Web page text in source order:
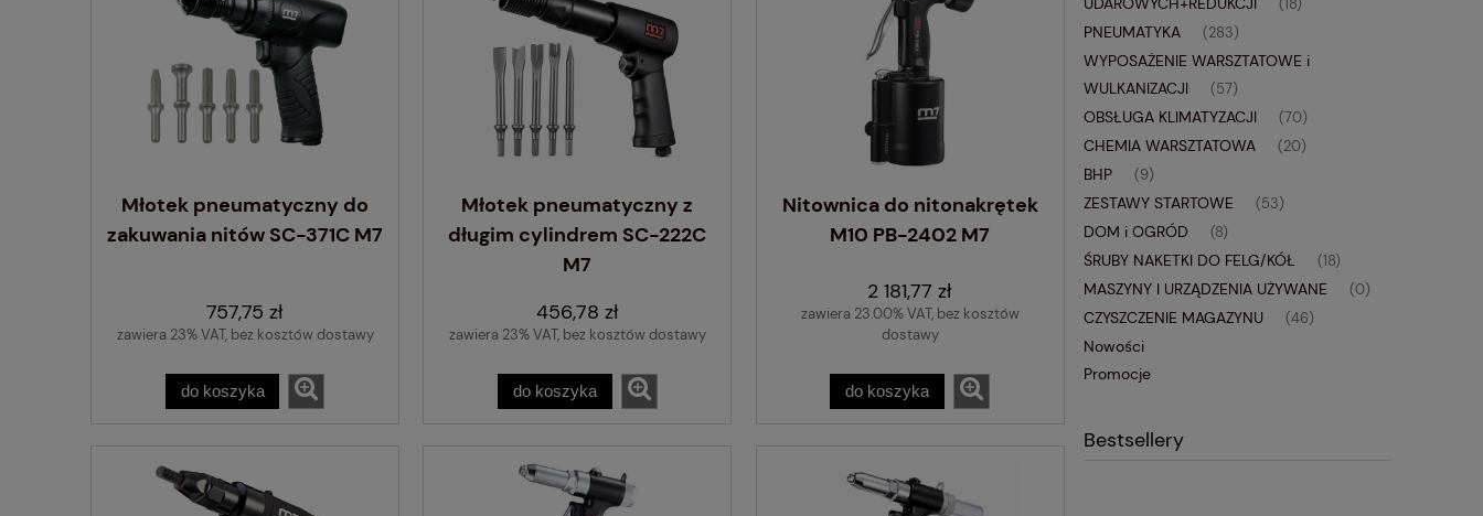
Młotek pneumatyczny do
zakuwania nitów SC-371C M7
757,75 zł
zawiera 23% VAT, bez kosztów dostawy
do koszyka
Młotek pneumatyczny z
długim cylindrem SC-222C
M7
456,78 zł
zawiera 23% VAT, bez kosztów dostawy
do koszyka
Nitownica do nitonakrętek
M10 PB-2402 M7
2 181,77 zł
zawiera 23.00% VAT, bez kosztów
dostawy
do koszyka
(18)
PNEUMATYKA (283)
WYPOSAŻENIE WARSZTATOWE i
WULKANIZACJI
(57)
OBSŁUGA KLIMATYZACJI (70)
CHEMIA WARSZTATOWA (20)
BHP (9)
ZESTAWY STARTOWE (53)
DOM i OGRÓD (8)
ŚRUBY NAKETKI DO FELG/KÓŁ (18)
MASZYNY I URZĄDZENIA UŻYWANE (0)
CZYSZCZENIE MAGAZYNU (46)
Nowości
Promocje
Bestsellery